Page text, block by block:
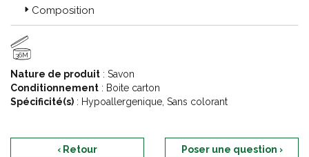
Composition
36M
Nature de produit : Savon
Conditionnement : Boite carton
Spécificité(s) : Hypoallergenique, Sans colorant
‹ Retour Poser une question ›